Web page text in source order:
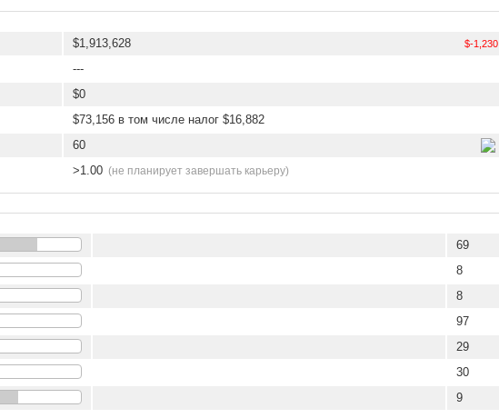
$1,913,628 $-1,230
---
$0
$73,156 в том числе налог $16,882
60
>1.00 (не планирует завершать карьеру)
69
8
8
97
29
30
9